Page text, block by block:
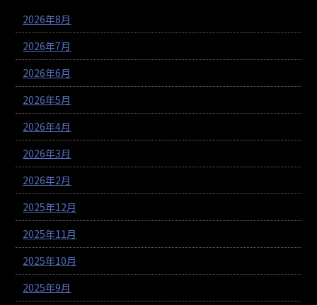
2026年8月
2026年7月
2026年6月
2026年5月
2026年4月
2026年3月
2026年2月
2025年12月
2025年11月
2025年10月
2025年9月